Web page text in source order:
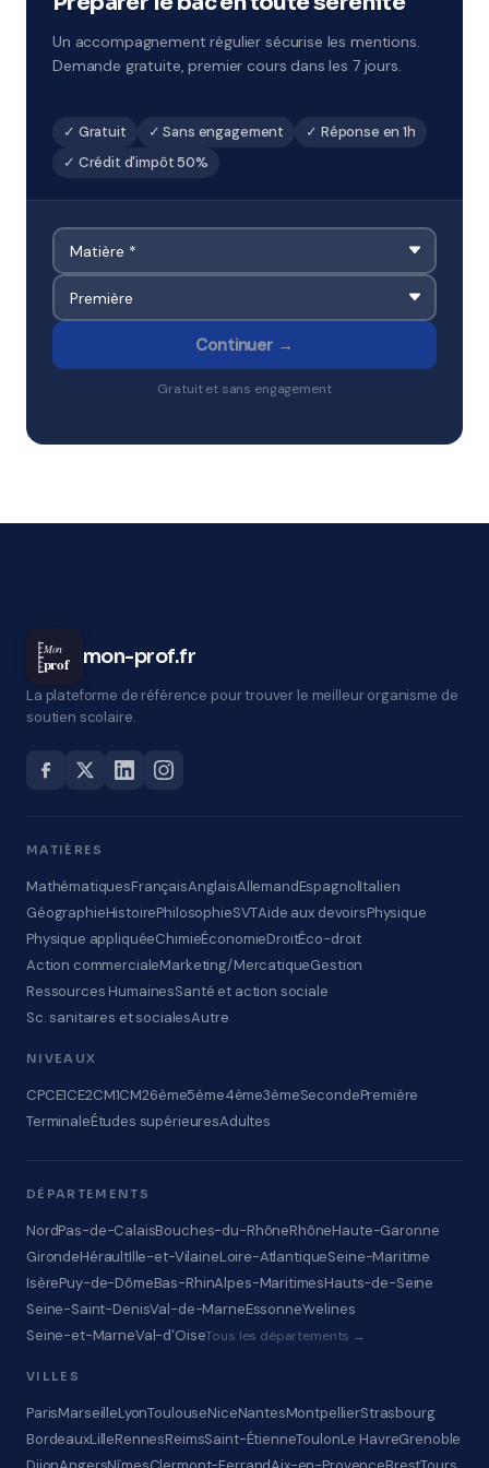
Un accompagnement régulier sécurise les mentions.
Demande gratuite, premier cours dans les 7 jours.
✓ Gratuit ✓ Sans engagement
✓ Réponse en 1h
✓ Crédit d'impôt 50%
Continuer →
Gratuit et sans engagement
Mon
prof mon-prof.fr
La plateforme de référence pour trouver le meilleur organisme de
soutien scolaire.
MATIÈRES
MathématiquesFrançaisAnglaisAllemandEspagnolItalien
GéographieHistoirePhilosophieSVTAide aux devoirsPhysique
Physique appliquéeChimieÉconomieDroitÉco-droit
Action commercialeMarketing/MercatiqueGestion
Ressources HumainesSanté et action sociale
Sc. sanitaires et socialesAutre
NIVEAUX
CPCE1CE2CM1CM26ème5ème4ème3èmeSecondePremière
TerminaleÉtudes supérieuresAdultes
DÉPARTEMENTS
NordPas-de-CalaisBouches-du-RhôneRhôneHaute-Garonne
GirondeHéraultIlle-et-VilaineLoire-AtlantiqueSeine-Maritime
IsèrePuy-de-DômeBas-RhinAlpes-MaritimesHauts-de-Seine
Seine-Saint-DenisVal-de-MarneEssonneYvelines
Seine-et-MarneVal-d'OiseTous les départements →
VILLES
ParisMarseilleLyonToulouseNiceNantesMontpellierStrasbourg
BordeauxLilleRennesReimsSaint-ÉtienneToulonLe HavreGrenoble